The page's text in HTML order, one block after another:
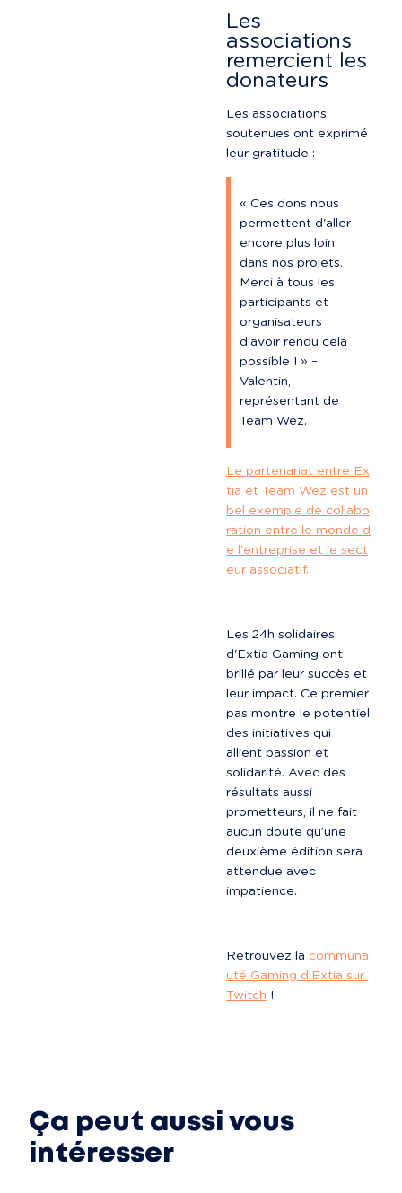
Les
associations
remercient les
donateurs
Les associations
soutenues ont exprimé
leur gratitude :
« Ces dons nous
permettent d'aller
encore plus loin
dans nos projets.
Merci à tous les
participants et
organisateurs
d'avoir rendu cela
possible ! » –
Valentin,
représentant de
Team Wez.
Le partenariat entre Ex
tia et Team Wez est un
bel exemple de collabo
ration entre le monde d
e l'entreprise et le sect
eur associatif.
Les 24h solidaires
d'Extia Gaming ont
brillé par leur succès et
leur impact. Ce premier
pas montre le potentiel
des initiatives qui
allient passion et
solidarité. Avec des
résultats aussi
prometteurs, il ne fait
aucun doute qu’une
deuxième édition sera
attendue avec
impatience.
Retrouvez la communa
uté Gaming d’Extia sur
Twitch !
Ça peut aussi vous
intéresser